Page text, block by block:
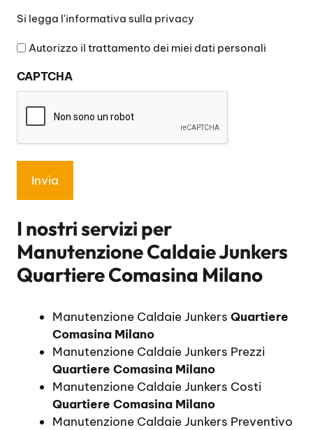
legga
l'informativa
privacy
Si legga l'informativa sulla privacy
Autorizzo il trattamento dei miei dati personali
CAPTCHA
I nostri servizi per
Manutenzione Caldaie Junkers
Quartiere Comasina Milano
Manutenzione Caldaie Junkers Quartiere
Comasina Milano
Manutenzione Caldaie Junkers Prezzi
Quartiere Comasina Milano
Manutenzione Caldaie Junkers Costi
Quartiere Comasina Milano
Manutenzione Caldaie Junkers Preventivo